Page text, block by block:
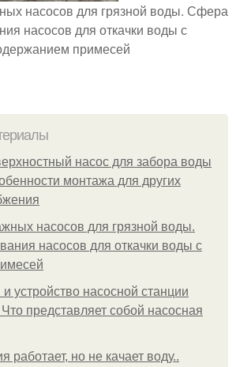
насосов для грязной воды. Сфера
насосов для откачки воды с
примесей
насос для забора воды
монтажа для других
насосов для грязной воды.
насосов для откачки воды с
устройство насосной станции
представляет собой насосная
работает, но не качает воду..